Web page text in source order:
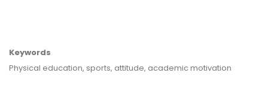
Keywords
Physical education, sports, attitude, academic motivation